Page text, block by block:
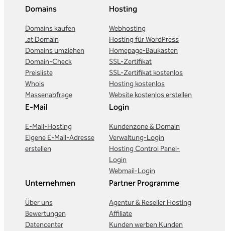
Domains
Domains kaufen
.at Domain
Domains umziehen
Domain-Check
Preisliste
Whois
Massenabfrage
Hosting
Webhosting
Hosting für WordPress
Homepage-Baukasten
SSL-Zertifikat
SSL-Zertifikat kostenlos
Hosting kostenlos
Website kostenlos erstellen
E-Mail
E-Mail-Hosting
Eigene E-Mail-Adresse
erstellen
Login
Kundenzone & Domain
Verwaltung-Login
Hosting Control Panel-
Login
Webmail-Login
Unternehmen
Über uns
Bewertungen
Datencenter
Partner Programme
Agentur & Reseller Hosting
Affiliate
Kunden werben Kunden